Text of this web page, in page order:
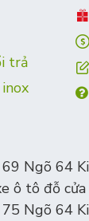
trả
Ngõ 64
ô tô đỗ
Ngõ 64